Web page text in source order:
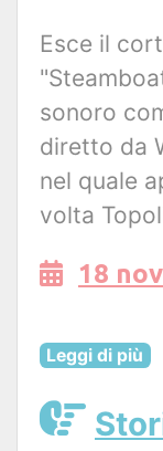
Esce il
sonoro
diretto da
nel quale
volta
18
Leggi di più